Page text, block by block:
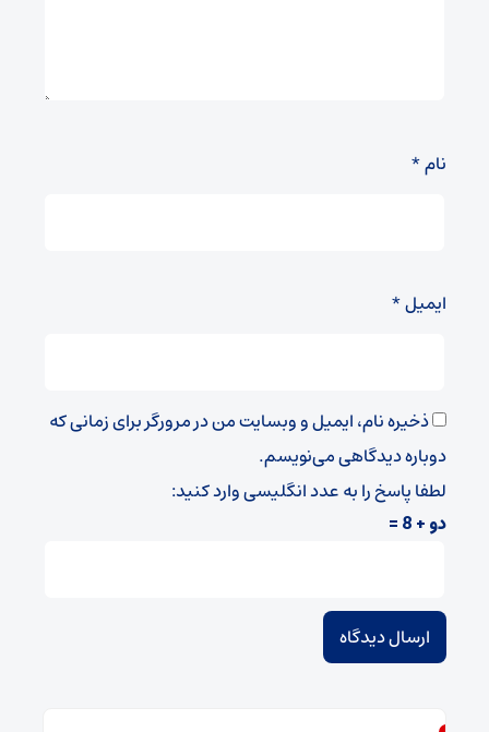
نام*
ایمیل*
ذخیره نام، ایمیل و وبسایت من در مرورگر برای زمانی که
دوباره دیدگاهی می‌نویسم.
لطفا پاسخ را به عدد انگلیسی وارد کنید:
دو + 8 =